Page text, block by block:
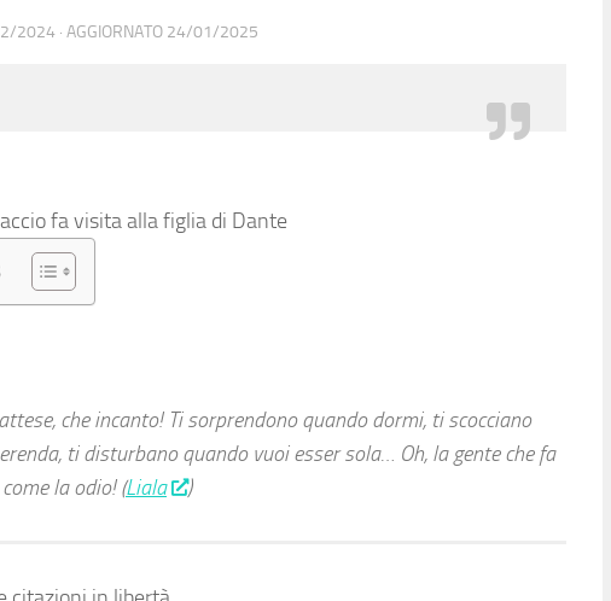
2024 · AGGIORNATO 24/01/2025
fa visita alla figlia di Dante
che incanto! Ti sorprendono quando dormi, ti scocciano
ti disturbano quando vuoi esser sola… Oh, la gente che fa
la odio! (Liala )